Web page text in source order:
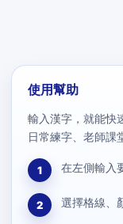
使用幫助
輸入漢字，就能快
日常練字、老師課
1 在左側輸入
2 選擇格線、